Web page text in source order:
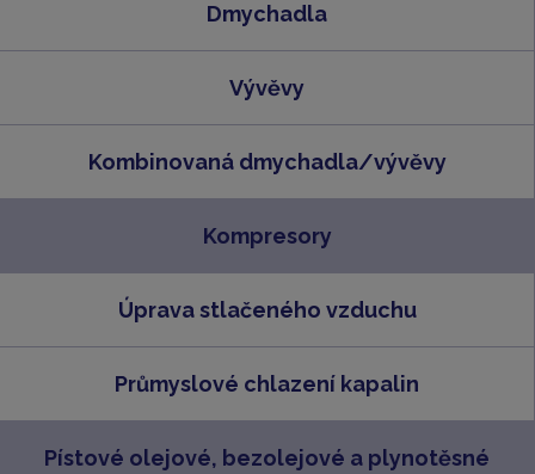
Dmychadla
Vývěvy
Kombinovaná dmychadla/vývěvy
Kompresory
Úprava stlačeného vzduchu
Průmyslové chlazení kapalin
Pístové olejové, bezolejové a plynotěsné